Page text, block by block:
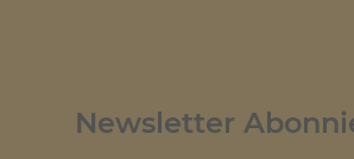
Newsletter